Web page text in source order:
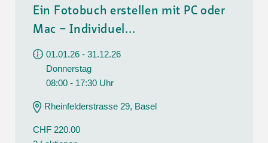
Ein Fotobuch erstellen mit PC oder
Mac – Individuel...
01.01.26 - 31.12.26
Donnerstag
08:00 - 17:30 Uhr
Rheinfelderstrasse 29, Basel
CHF 220.00